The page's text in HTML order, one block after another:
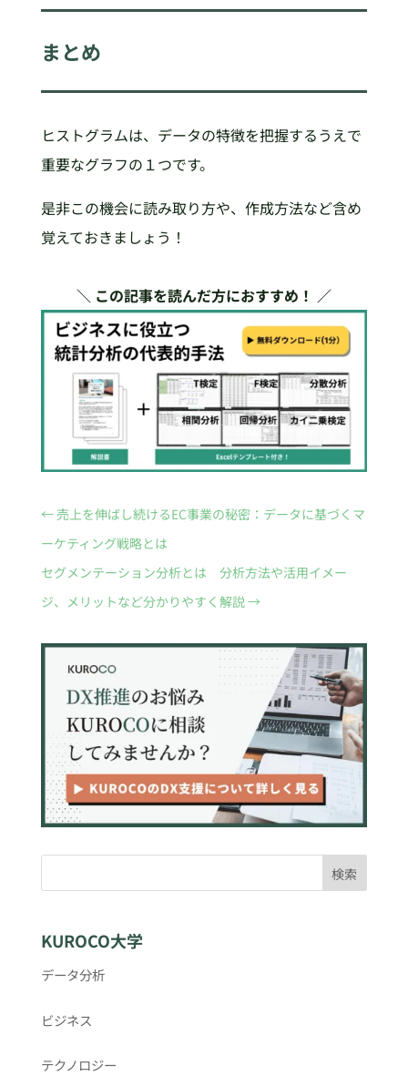
まとめ
ヒストグラムは、データの特徴を把握するうえで
重要なグラフの１つです。
是非この機会に読み取り方や、作成方法など含め
覚えておきましょう！
＼ この記事を読んだ方におすすめ！ ／
← 売上を伸ばし続けるEC事業の秘密：データに基づくマ
ーケティング戦略とは
セグメンテーション分析とは 分析方法や活用イメー
ジ、メリットなど分かりやすく解説→
検索
KUROCO大学
データ分析
ビジネス
テクノロジー